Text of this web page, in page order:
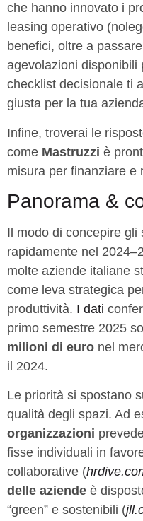
che hanno innovato i
leasing operativo
benefici, oltre a
agevolazioni disponibili
checklist decisionale ti
giusta per la tua
Infine, troverai le
come Mastruzzi è
misura per finanziare e
Panorama &
Il modo di concepire
rapidamente nel
molte aziende italiane
come leva strategica
produttività. I dati
primo semestre 2025
milioni di euro nel
il 2024.
Le priorità si spostano
qualità degli spazi. Ad
organizzazioni
fisse individuali in
collaborative (
delle aziende è
“green” e sostenibili (